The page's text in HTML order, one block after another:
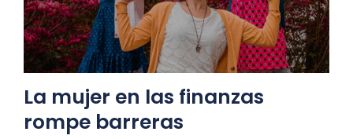
La mujer en las finanzas
rompe barreras